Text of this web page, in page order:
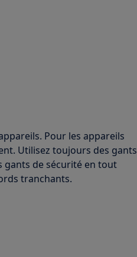
Pour les appareils
Utilisez toujours des gants
gants de sécurité en tout
tranchants.